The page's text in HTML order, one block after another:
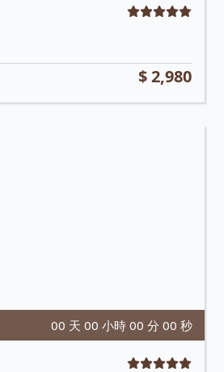
$ 2,980
00 天 00 小時 00 分 00 秒